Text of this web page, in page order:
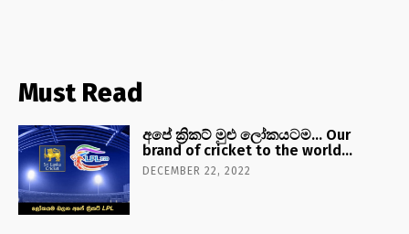
Must Read
අපේ ක්‍රිකට් මුළු ලෝකයටම… Our
brand of cricket to the world…
DECEMBER 22, 2022